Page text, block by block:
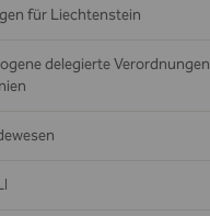
für Liechtenstein
delegierte Verordnungen